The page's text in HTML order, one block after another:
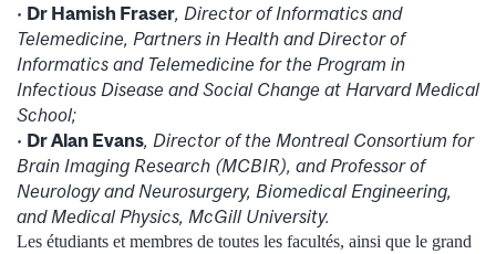
• Dr Hamish Fraser, Director of Informatics and
Telemedicine, Partners in Health and Director of
Informatics and Telemedicine for the Program in
Infectious Disease and Social Change at Harvard Medical
School;
• Dr Alan Evans, Director of the Montreal Consortium for
Brain Imaging Research (MCBIR), and Professor of
Neurology and Neurosurgery, Biomedical Engineering,
and Medical Physics, McGill University.
Les étudiants et membres de toutes les facultés, ainsi que le grand